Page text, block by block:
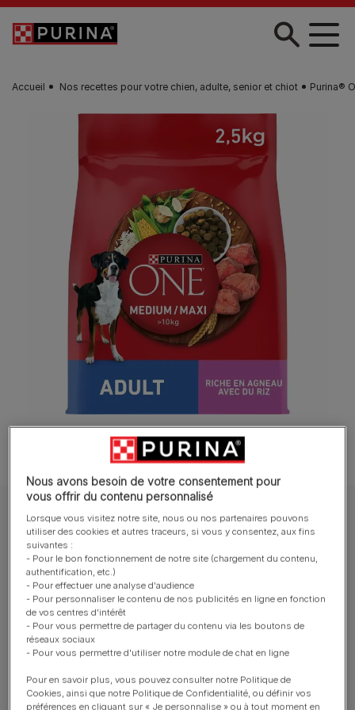
Skip to main content
Accueil Nos recettes pour votre chien, adulte, senior et chiot Purina®
Purina® ONE® Medium / Maxi > 10kg Croquettes pour chien adulte
Riche en Agneau avec du Riz
Purina® ONE® Medium / Maxi > 10kg
Croquettes pour chien adulte Riches en
Agneau avec du Riz
Rédiger un avis
Tailles disponibles​ : 2,5 kg
Nous avons besoin de votre consentement pour
vous offrir du contenu personnalisé
Lorsque vous visitez notre site, nous ou nos partenaires pouvons
utiliser des cookies et autres traceurs, si vous y consentez, aux fins
suivantes :
- Pour le bon fonctionnement de notre site (chargement du contenu,
authentification, etc.)
- Pour effectuer une analyse d'audience
- Pour personnaliser le contenu de nos publicités en ligne en fonction
de vos centres d'intérêt
- Pour vous permettre de partager du contenu via les boutons de
réseaux sociaux
- Pour vous permettre d'utiliser notre module de chat en ligne
Pour en savoir plus, vous pouvez consulter notre Politique de
Cookies, ainsi que notre Politique de Confidentialité, ou définir vos
préférences en cliquant sur « Je personnalise » ou à tout moment en